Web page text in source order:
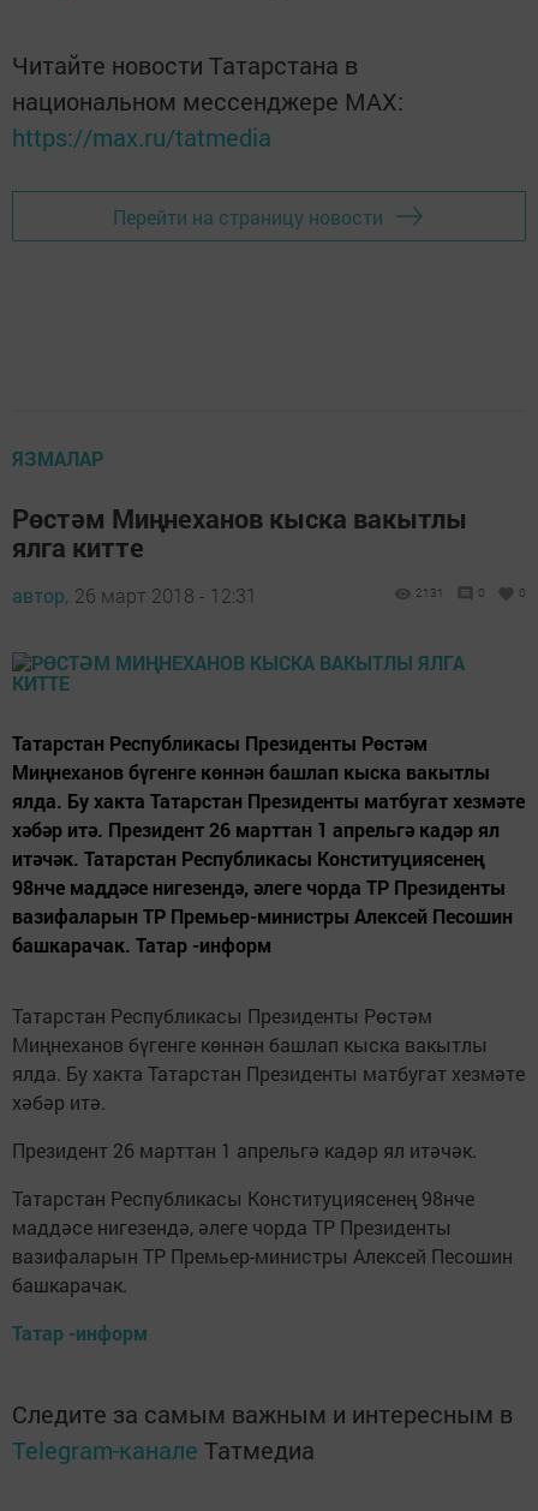
Читайте новости Татарстана в
национальном мессенджере MАХ:
https://max.ru/tatmedia
Перейти на страницу новости
ЯЗМАЛАР
Рөстәм Миңнеханов кыска вакытлы
ялга китте
автор, 26 март 2018 - 12:31 2131 0 0
Татарстан Республикасы Президенты Рөстәм
Миңнеханов бүгенге көннән башлап кыска вакытлы
ялда. Бу хакта Татарстан Президенты матбугат хезмәте
хәбәр итә. Президент 26 марттан 1 апрельгә кадәр ял
итәчәк. Татарстан Республикасы Конституциясенең
98нче маддәсе нигезендә, әлеге чорда ТР Президенты
вазифаларын ТР Премьер-министры Алексей Песошин
башкарачак. Татар -информ
Татарстан Республикасы Президенты Рөстәм
Миңнеханов бүгенге көннән башлап кыска вакытлы
ялда. Бу хакта Татарстан Президенты матбугат хезмәте
хәбәр итә.
Президент 26 марттан 1 апрельгә кадәр ял итәчәк.
Татарстан Республикасы Конституциясенең 98нче
маддәсе нигезендә, әлеге чорда ТР Президенты
вазифаларын ТР Премьер-министры Алексей Песошин
башкарачак.
Татар -информ
Следите за самым важным и интересным в
Telegram-канале Татмедиа